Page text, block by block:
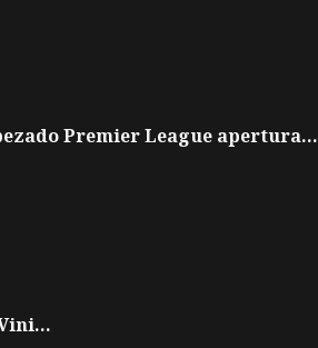
Premier League apertura...